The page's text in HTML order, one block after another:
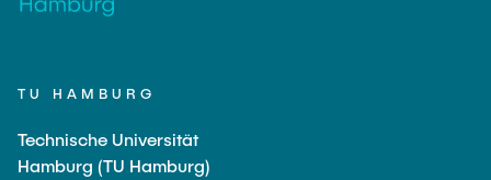
TU HAMBURG
Technische Universität
Hamburg (TU Hamburg)